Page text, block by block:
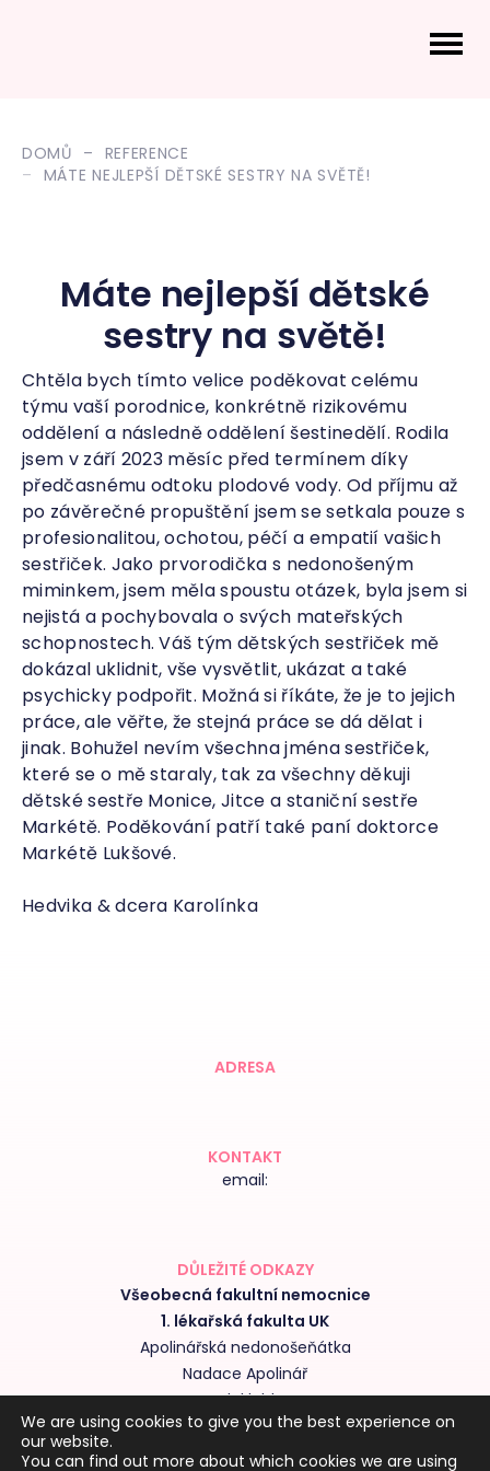
DOMŮ
REFERENCE
MÁTE NEJLEPŠÍ DĚTSKÉ SESTRY NA SVĚTĚ!
Máte nejlepší dětské
sestry na světě!
Chtěla bych tímto velice poděkovat celému
týmu vaší porodnice, konkrétně rizikovému
oddělení a následně oddělení šestinedělí. Rodila
jsem v září 2023 měsíc před termínem díky
předčasnému odtoku plodové vody. Od příjmu až
po závěrečné propuštění jsem se setkala pouze s
profesionalitou, ochotou, péčí a empatií vašich
sestřiček. Jako prvorodička s nedonošeným
miminkem, jsem měla spoustu otázek, byla jsem si
nejistá a pochybovala o svých mateřských
schopnostech. Váš tým dětských sestřiček mě
dokázal uklidnit, vše vysvětlit, ukázat a také
psychicky podpořit. Možná si říkáte, že je to jejich
práce, ale věřte, že stejná práce se dá dělat i
jinak. Bohužel nevím všechna jména sestřiček,
které se o mě staraly, tak za všechny děkuji
dětské sestře Monice, Jitce a staniční sestře
Markétě. Poděkování patří také paní doktorce
Markétě Lukšové.
Hedvika & dcera Karolínka
ADRESA
KONTAKT
email:
DŮLEŽITÉ ODKAZY
Všeobecná fakultní nemocnice
1. lékařská fakulta UK
Apolinářská nedonošeňátka
Nadace Apolinář
Nedoklubko
Výroční zprávy kliniky
Obchodní podmínky
We are using cookies to give you the best experience on
our website.
You can find out more about which cookies we are using